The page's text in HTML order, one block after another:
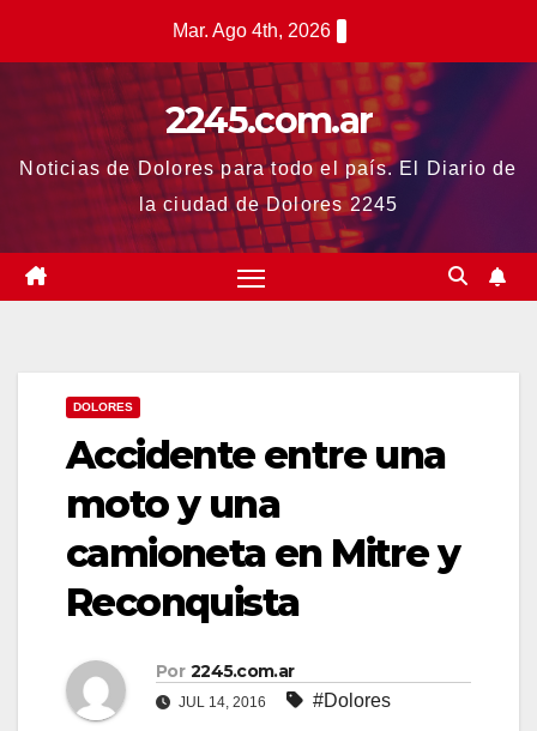
Mar. Ago 4th, 2026
2245.com.ar
Noticias de Dolores para todo el país. El Diario de
la ciudad de Dolores 2245
DOLORES
Accidente entre una
moto y una
camioneta en Mitre y
Reconquista
Por 2245.com.ar
JUL 14, 2016 #Dolores